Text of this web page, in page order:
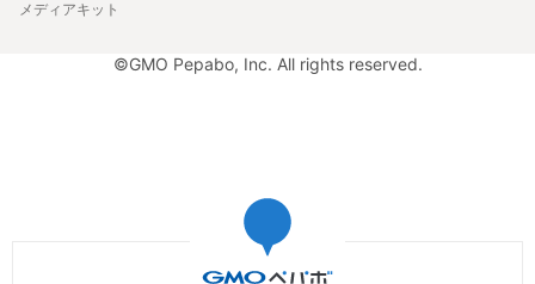
メディアキット
©GMO Pepabo, Inc. All rights reserved.